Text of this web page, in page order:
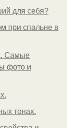
для себя?
при спальне в
Самые
фото и
тонах.